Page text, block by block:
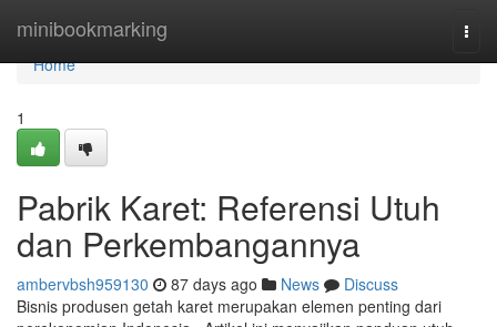
minibookmarking
Home
Home
1
Pabrik Karet: Referensi Utuh
dan Perkembangannya
ambervbsh959130 87 days ago News
Discuss
Bisnis produsen getah karet merupakan elemen penting dari